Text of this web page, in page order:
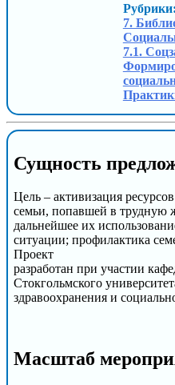
7.
7.1.
Сущность
Цель – активизация
семьи, попавшей в трудную
дальнейшее их
ситуации; профилактика
Проект
разработан при участии
Стокгольмского
здравоохранения и
Масштаб